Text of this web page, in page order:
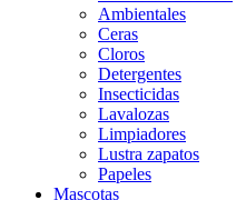
Ambientales
Ceras
Cloros
Detergentes
Insecticidas
Lavalozas
Limpiadores
Lustra zapatos
Papeles
Mascotas